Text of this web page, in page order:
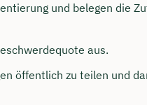
und belegen die
aus.
öffentlich zu teilen und